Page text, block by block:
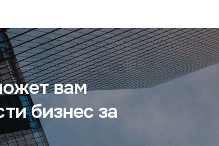
вам
бизнес за